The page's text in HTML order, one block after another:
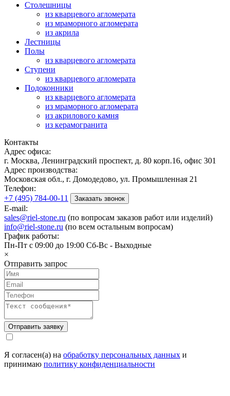
Столешницы
из кварцевого агломерата
из мраморного агломерата
из акрила
Лестницы
Полы
из кварцевого агломерата
Ступени
из кварцевого агломерата
Подоконники
из кварцевого агломерата
из мраморного агломерата
из акрилового камня
из керамогранита
Контакты
Адрес офиса:
г. Москва, Ленинградский проспект, д. 80 корп.16, офис 301
Адрес производства:
Московская обл., г. Домодедово, ул. Промышленная 21
Телефон:
+7 (495) 784-00-11
Заказать звонок
E-mail:
sales@riel-stone.ru (по вопросам заказов работ или изделий)
info@riel-stone.ru (по всем остальным вопросам)
График работы:
Пн-Пт с 09:00 до 19:00 Сб-Вс - Выходные
×
Отправить запрос
Я согласен(а) на обработку персональных данных и
принимаю политику конфиденциальности